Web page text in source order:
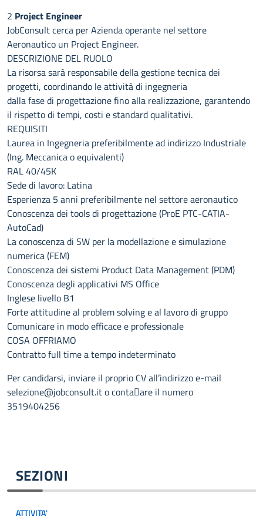
SEZIONI
ATTIVITA'
2 Project Engineer
JobConsult cerca per Azienda operante nel settore
Aeronautico un Project Engineer.
DESCRIZIONE DEL RUOLO
La risorsa sarà responsabile della gestione tecnica dei
progetti, coordinando le attività di ingegneria
dalla fase di progettazione fino alla realizzazione, garantendo
il rispetto di tempi, costi e standard qualitativi.
REQUISITI
Laurea in Ingegneria preferibilmente ad indirizzo Industriale
(Ing. Meccanica o equivalenti)
RAL 40/45K
Sede di lavoro: Latina
Esperienza 5 anni preferibilmente nel settore aeronautico
Conoscenza dei tools di progettazione (ProE PTC-CATIA-
AutoCad)
La conoscenza di SW per la modellazione e simulazione
numerica (FEM)
Conoscenza dei sistemi Product Data Management (PDM)
Conoscenza degli applicativi MS Office
Inglese livello B1
Forte attitudine al problem solving e al lavoro di gruppo
Comunicare in modo efficace e professionale
COSA OFFRIAMO
Contratto full time a tempo indeterminato
Per candidarsi, inviare il proprio CV all’indirizzo e-mail
selezione@jobconsult.it o conta􀀂are il numero
3519404256